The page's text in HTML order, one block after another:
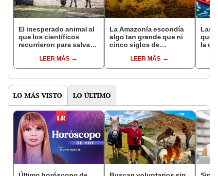
El inesperado animal al
que los científicos
recurrieron para salvar
reintroducción de un
asno salvaje está
en un paisaje con más
LEER MÁS
La Amazonía escondía
algo tan grande que ni
cinco siglos de
encontrarlo: el hallazgo
podría cambiar todo lo
pasado
LEER MÁS
Las
que
la de
LO MÁS VISTO LO ÚLTIMO